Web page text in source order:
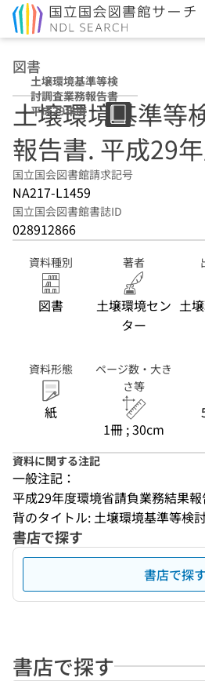
図書
土壌環境基準等検
討調査業務報告書
平成29年度
土壌環境基準等
報告書. 平成29
国立国会図書館請求記号
NA217-L1459
国立国会図書館書誌ID
028912866
資料種別
図書
著者
土壌環境セン
ター
土
資料形態
紙
ページ数・大き
さ等
1冊 ; 30cm
資料に関する注記
一般注記：
平成29年度環境省請負業務結果報
背のタイトル: 土壌環境基準等検
書店で探す
書店で探す
書店で探す